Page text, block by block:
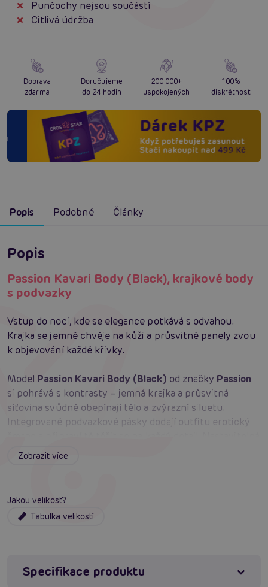
Punčochy nejsou součástí
Citlivá údržba
Doprava
zdarma
Doručujeme
do 24 hodin
200 000+
uspokojených
100%
diskrétnost
Popis Podobné Články
Popis
Passion Kavari Body (Black), krajkové body
s podvazky
Vstup do noci, kde se elegance potkává s odvahou.
Krajka se jemně chvěje na kůži a průsvitné panely zvou
k objevování každé křivky.
Model Passion Kavari Body (Black) od značky Passion
si pohrává s kontrasty – jemná krajka a průsvitná
síťovina svůdně obepínají tělo a zvýrazní siluetu.
Integrované podvazkové pásky dodají outfitu erotický
ramínka dovolí padnutí přesně na míru, takže se můžeš
volném pohybu. Černá varianta působí nadčasově a
poodhalit své tajemství. Každý detail je navržen tak, aby
Barva
Zobrazit více
Jakou velikost?
Tabulka velikostí
Specifikace produktu